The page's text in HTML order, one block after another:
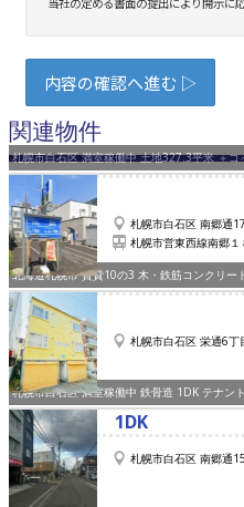
関連物件
札幌市白石区 満室稼働中 土地327.3平米 ＋
札幌市白石区 南郷通
札幌市営東西線南郷１
北海道札幌市 賃貸10の3 木・鉄筋コンクリー
札幌市白石区 栄通6丁
札幌市白石区 満室稼働中 鉄骨造 1DK テナン
1DK
札幌市白石区 南郷通